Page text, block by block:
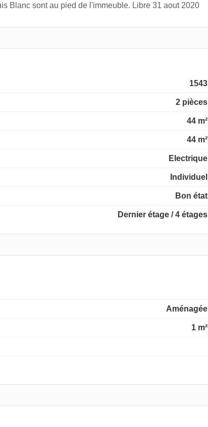
Blanc sont au pied de l'immeuble. Libre 31 aout 2020
1543
2 pièces
44 m²
44 m²
Electrique
Individuel
Bon état
Dernier étage / 4 étages
Aménagée
1 m²